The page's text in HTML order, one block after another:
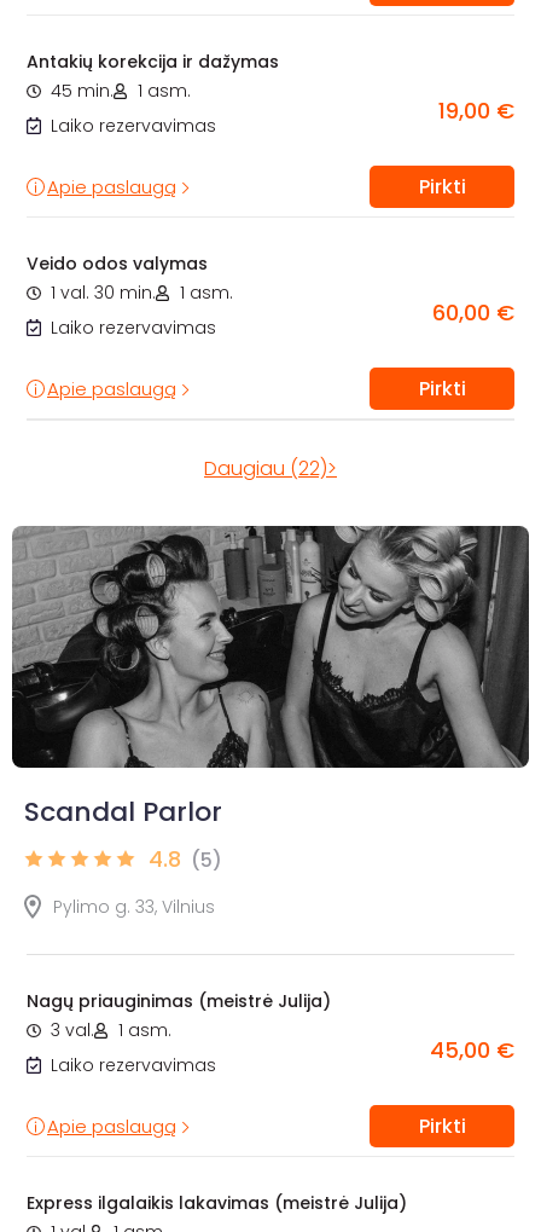
Antakių korekcija ir dažymas
45 min.
1 asm.
Laiko rezervavimas
19,00 €
Apie paslaugą Pirkti
Veido odos valymas
1 val. 30 min.
1 asm.
Laiko rezervavimas
60,00 €
Apie paslaugą Pirkti
Daugiau (22)>
Scandal Parlor
4.8 (5)
Pylimo g. 33, Vilnius
Nagų priauginimas (meistrė Julija)
3 val.
1 asm.
Laiko rezervavimas
45,00 €
Apie paslaugą Pirkti
Express ilgalaikis lakavimas (meistrė Julija)